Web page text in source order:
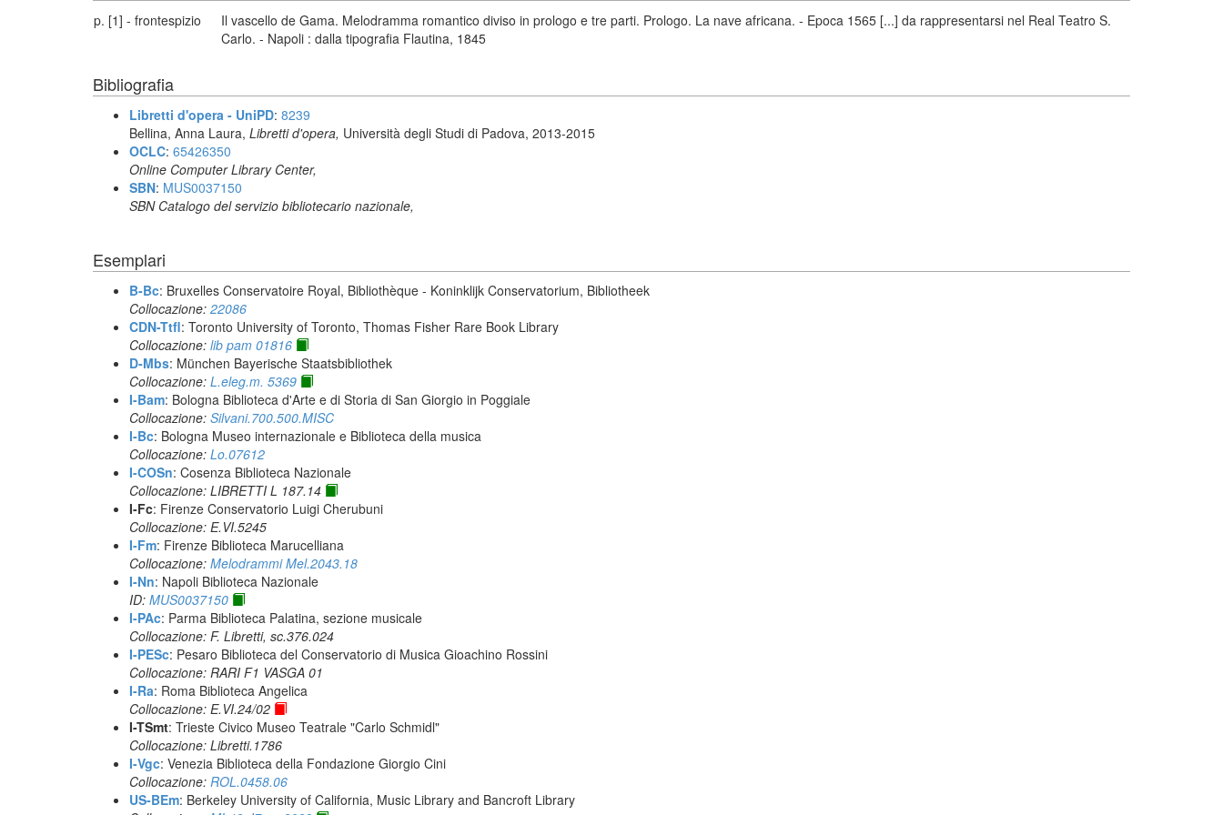
p. [1] - frontespizio
Il vascello de Gama. Melodramma romantico diviso in prologo e tre parti. Prologo. La nave africana. - Epoca 1565 [...] da rappresentarsi nel Real Teatro S.
Carlo. - Napoli : dalla tipografia Flautina, 1845
Bibliografia
Libretti d'opera - UniPD: 8239
Bellina, Anna Laura, Libretti d'opera, Università degli Studi di Padova, 2013-2015
OCLC: 65426350
Online Computer Library Center,
SBN: MUS0037150
SBN Catalogo del servizio bibliotecario nazionale,
Esemplari
B-Bc: Bruxelles Conservatoire Royal, Bibliothèque - Koninklijk Conservatorium, Bibliotheek
Collocazione: 22086
CDN-Ttfl: Toronto University of Toronto, Thomas Fisher Rare Book Library
Collocazione: lib pam 01816
D-Mbs: München Bayerische Staatsbibliothek
Collocazione: L.eleg.m. 5369
I-Bam: Bologna Biblioteca d'Arte e di Storia di San Giorgio in Poggiale
Collocazione: Silvani.700.500.MISC
I-Bc: Bologna Museo internazionale e Biblioteca della musica
Collocazione: Lo.07612
I-COSn: Cosenza Biblioteca Nazionale
Collocazione: LIBRETTI L 187.14
I-Fc: Firenze Conservatorio Luigi Cherubuni
Collocazione: E.VI.5245
I-Fm: Firenze Biblioteca Marucelliana
Collocazione: Melodrammi Mel.2043.18
I-Nn: Napoli Biblioteca Nazionale
ID: MUS0037150
I-PAc: Parma Biblioteca Palatina, sezione musicale
Collocazione: F. Libretti, sc.376.024
I-PESc: Pesaro Biblioteca del Conservatorio di Musica Gioachino Rossini
Collocazione: RARI F1 VASGA 01
I-Ra: Roma Biblioteca Angelica
Collocazione: E.VI.24/02
I-TSmt: Trieste Civico Museo Teatrale "Carlo Schmidl"
Collocazione: Libretti.1786
I-Vgc: Venezia Biblioteca della Fondazione Giorgio Cini
Collocazione: ROL.0458.06
US-BEm: Berkeley University of California, Music Library and Bancroft Library